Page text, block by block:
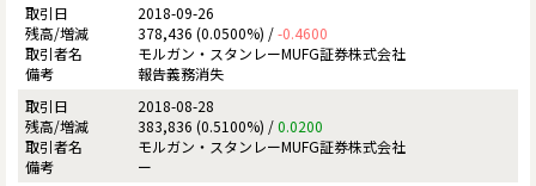
2018-09-26
378,436 (0.0500%) /-0.4600
モルガン・スタンレーMUFG証券株式会社
報告義務消失
2018-08-28
383,836 (0.5100%) /0.0200
モルガン・スタンレーMUFG証券株式会社
ー